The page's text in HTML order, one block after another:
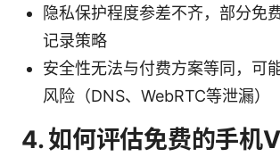
隐私保护程度参差不齐，部分免
记录策略
安全性无法与付费方案等同，可
风险（DNS、WebRTC等泄漏）
4. 如何评估免费的手机